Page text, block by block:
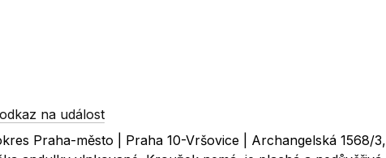
odkaz na událost
Praha-město | Praha 10-Vršovice | Archangelská 1568/3,